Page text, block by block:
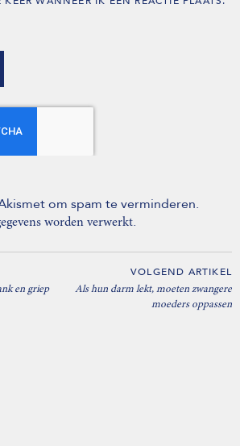
om spam te verminderen.
worden verwerkt.
en griep
VOLGEND ARTIKEL
Als hun darm lekt, moeten zwangere
moeders oppassen